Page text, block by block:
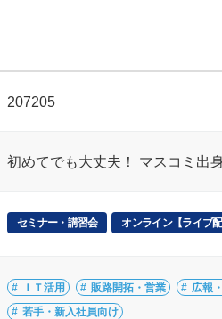
207205
初めてでも大丈夫！ マスコミ出
セミナー・講習会 オンライン【ライブ配
ＩＴ活用 販路開拓・営業 広報
若手・新入社員向け